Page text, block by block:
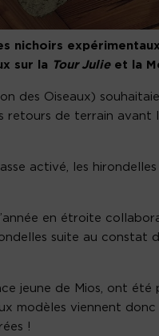
nichoirs
sur la Tour Julieet la
des Oiseaux)
retours de terrain avant
activé, les
en étroite
suite au constat
jeune de Mios, ont été
modèles viennent
!